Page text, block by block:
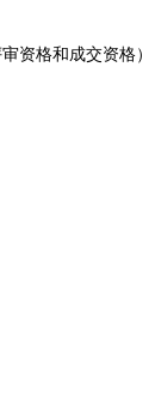
资格和成交资格）